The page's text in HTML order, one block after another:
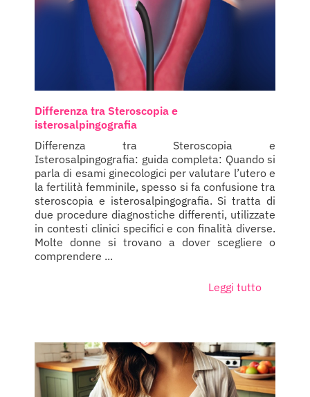
Differenza tra Steroscopia e
isterosalpingografia
Differenza tra Steroscopia e
Isterosalpingografia: guida completa: Quando si
parla di esami ginecologici per valutare l’utero e
la fertilità femminile, spesso si fa confusione tra
steroscopia e isterosalpingografia. Si tratta di
due procedure diagnostiche differenti, utilizzate
in contesti clinici specifici e con finalità diverse.
Molte donne si trovano a dover scegliere o
comprendere ...
Leggi tutto